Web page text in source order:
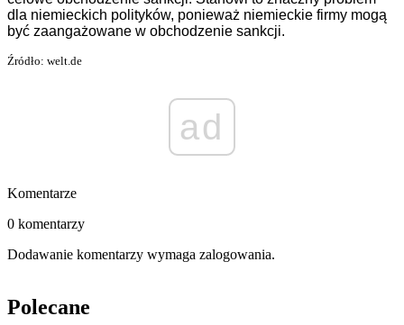
dla niemieckich polityków, ponieważ niemieckie firmy mogą
być zaangażowane w obchodzenie sankcji.
Źródło: welt.de
ad
Komentarze
0 komentarzy
Dodawanie komentarzy wymaga zalogowania.
Polecane